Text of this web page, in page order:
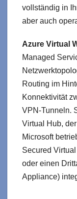
vollständig in
aber auch
Azure Virtual
Managed
Routing im
Konnektivität
VPN-Tunneln.
Virtual Hub,
Microsoft
Secured
oder einen
Appliance)